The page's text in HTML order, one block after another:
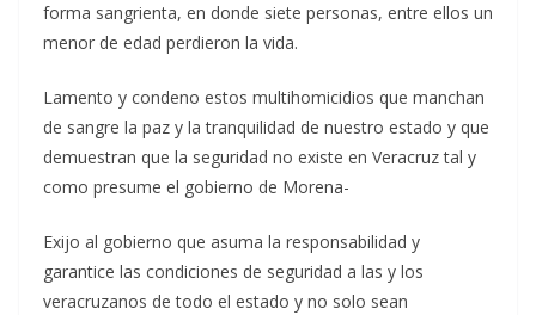
forma sangrienta, en donde siete personas, entre ellos un
menor de edad perdieron la vida.
Lamento y condeno estos multihomicidios que manchan
de sangre la paz y la tranquilidad de nuestro estado y que
demuestran que la seguridad no existe en Veracruz tal y
como presume el gobierno de Morena-
Exijo al gobierno que asuma la responsabilidad y
garantice las condiciones de seguridad a las y los
veracruzanos de todo el estado y no solo sean